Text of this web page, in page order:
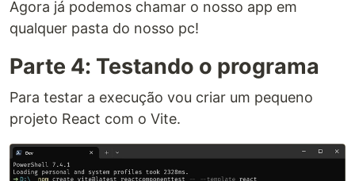
Agora já podemos chamar o nosso app em
qualquer pasta do nosso pc!
Parte 4: Testando o programa
Para testar a execução vou criar um pequeno
projeto React com o Vite.